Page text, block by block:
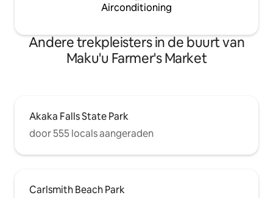
Airconditioning
Andere trekpleisters in de buurt van
Maku'u Farmer's Market
Akaka Falls State Park
door 555 locals aangeraden
Carlsmith Beach Park